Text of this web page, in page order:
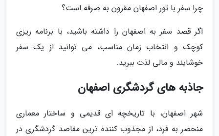
چرا سفر با تور اصفهان مقرون به صرفه است؟
اگر قصد سفر به اصفهان را داشته باشید، با برنامه ریزی
کوچک و انتخاب زمان مناسب، می توانید از یک سفر
خوشایند و مالی لذت ببرید.
جاذبه های گردشگری اصفهان
شهر اصفهان، با تاریخچه ای قدیمی و ساختار معماری
منحصر به فرد، از مجذوب کننده ترین مقاصد گردشگری در